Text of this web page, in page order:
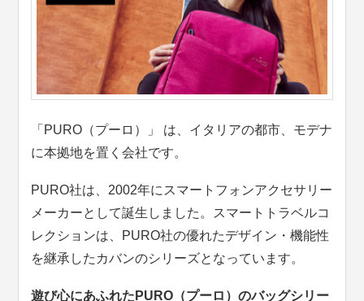
「PURO（プーロ）」 は、イタリアの都市、モデナ
に本拠地を置く会社です。
PURO社は、2002年にスマートフォンアクセサリー
メーカーとして誕生しました。スマートトラベルコ
レクションは、PURO社の優れたデザイン・機能性
を継承したカバンのシリーズとなっています。
遊び心にあふれたPURO（プーロ）のバッグシリー